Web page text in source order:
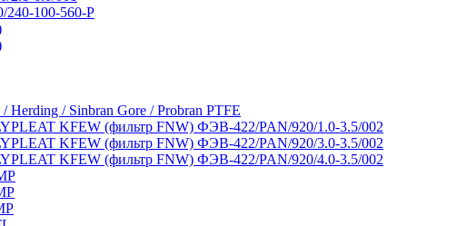
100-560-P
Herding / Sinbran Gore / Probran PTFE
KFEW (фильтр FNW) ФЭВ-422/PAN/920/1.0-3.5/002
KFEW (фильтр FNW) ФЭВ-422/PAN/920/3.0-3.5/002
KFEW (фильтр FNW) ФЭВ-422/PAN/920/4.0-3.5/002